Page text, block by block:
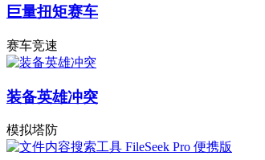
巨量扭矩赛车
赛车竞速
装备英雄冲突
模拟塔防